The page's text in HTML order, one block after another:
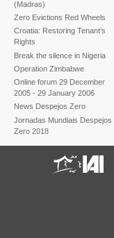
(Madras)
Zero Evictions Red Wheels
Croatia: Restoring Tenant’s
Rights
Break the silence in Nigeria
Operation Zimbabwe
Online forum 29 December
2005 - 29 January 2006
News Despejos Zero
Jornadas Mundiais Despejos
Zero 2018